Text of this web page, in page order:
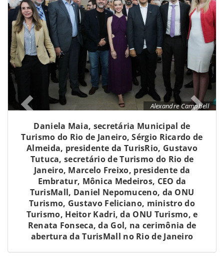
Alexandre Campbell
Daniela Maia, secretária Municipal de
Turismo do Rio de Janeiro, Sérgio Ricardo de
Almeida, presidente da TurisRio, Gustavo
Tutuca, secretário de Turismo do Rio de
Janeiro, Marcelo Freixo, presidente da
Embratur, Mônica Medeiros, CEO da
TurisMall, Daniel Nepomuceno, da ONU
Turismo, Gustavo Feliciano, ministro do
Turismo, Heitor Kadri, da ONU Turismo, e
Renata Fonseca, da Gol, na cerimônia de
abertura da TurisMall no Rio de Janeiro